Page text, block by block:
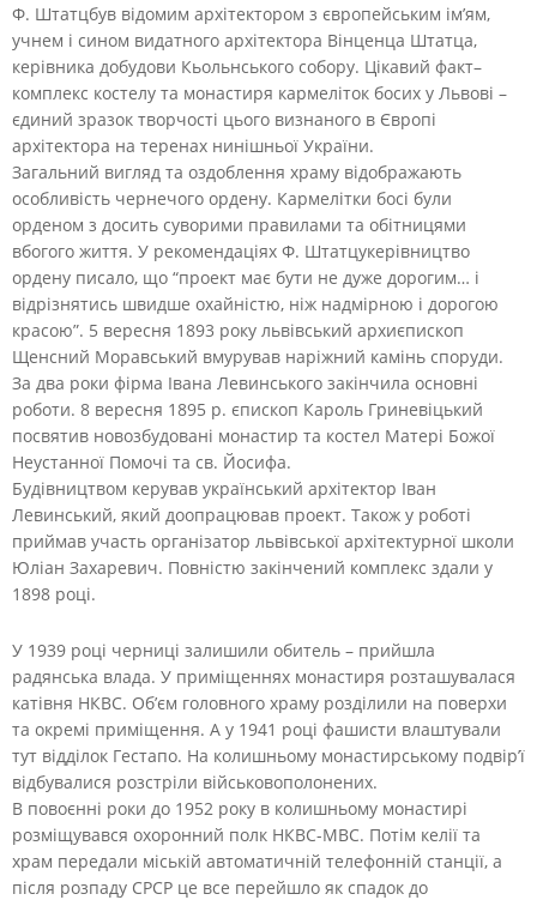
Ф. Штатцбув відомим архітектором з європейським ім’ям,
учнем і сином видатного архітектора Вінценца Штатца,
керівника добудови Кьольнського собору. Цікавий факт–
комплекс костелу та монастиря кармеліток босих у Львові –
єдиний зразок творчості цього визнаного в Європі
архітектора на теренах нинішньої України.
Загальний вигляд та оздоблення храму відображають
особливість чернечого ордену. Кармелітки босі були
орденом з досить суворими правилами та обітницями
вбогого життя. У рекомендаціях Ф. Штатцукерівництво
ордену писало, що “проект має бути не дуже дорогим… і
відрізнятись швидше охайністю, ніж надмірною і дорогою
красою”. 5 вересня 1893 року львівський архиєпископ
Щенсний Моравський вмурував наріжний камінь споруди.
За два роки фірма Івана Левинського закінчила основні
роботи. 8 вересня 1895 р. єпископ Кароль Гриневіцький
посвятив новозбудовані монастир та костел Матері Божої
Неустанної Помочі та св. Йосифа.
Будівництвом керував український архітектор Іван
Левинський, який доопрацював проект. Також у роботі
приймав участь організатор львівської архітектурної школи
Юліан Захаревич. Повністю закінчений комплекс здали у
1898 році.
У 1939 році черниці залишили обитель – прийшла
радянська влада. У приміщеннях монастиря розташувалася
катівня НКВС. Об’єм головного храму розділили на поверхи
та окремі приміщення. А у 1941 році фашисти влаштували
тут відділок Гестапо. На колишньому монастирському подвір’ї
відбувалися розстріли військовополонених.
В повоєнні роки до 1952 року в колишньому монастирі
розміщувався охоронний полк НКВС-МВС. Потім келії та
храм передали міській автоматичній телефонній станції, а
після розпаду СРСР це все перейшло як спадок до